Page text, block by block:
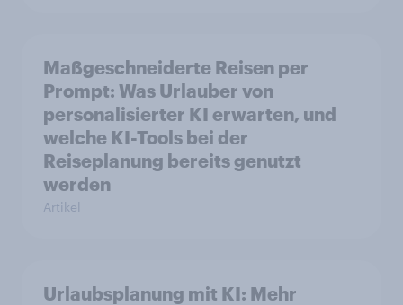
Maßgeschneiderte Reisen per
Prompt: Was Urlauber von
personalisierter KI erwarten, und
welche KI-Tools bei der
Reiseplanung bereits genutzt
werden
Artikel
Urlaubsplanung mit KI: Mehr